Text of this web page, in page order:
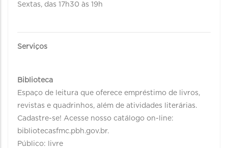
Sextas, das 17h30 às 19h
Serviços
Biblioteca
Espaço de leitura que oferece empréstimo de livros,
revistas e quadrinhos, além de atividades literárias.
Cadastre-se! Acesse nosso catálogo on-line:
bibliotecasfmc.pbh.gov.br.
Público: livre